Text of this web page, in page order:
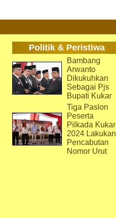
Politik & Peristiwa
Bambang
Arwanto
Dikukuhkan
Sebagai Pjs
Bupati Kukar
Tiga Paslon
Peserta
Pilkada Kukar
2024 Lakukan
Pencabutan
Nomor Urut